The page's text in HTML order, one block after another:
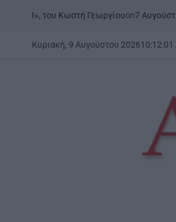
Γεωργίουon7 Αυγούστου 2026 Posted
Κυριακή, 9 Αυγούστου 202610:12:03